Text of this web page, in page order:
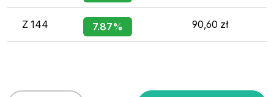
Z 144 7.87% 90,60 zł